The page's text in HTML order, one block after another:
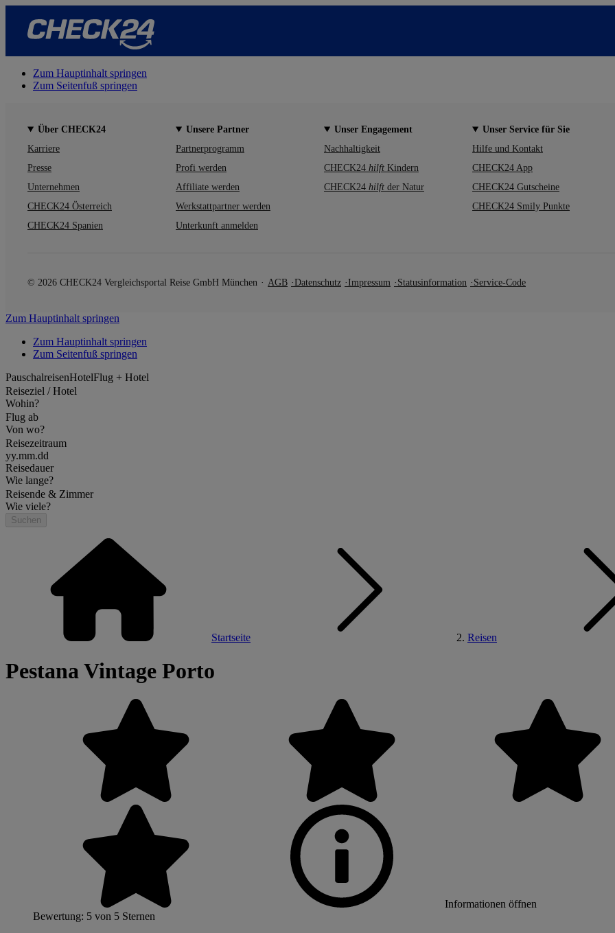
Zum Hauptinhalt springen
Zum Seitenfuß springen
Über CHECK24
Karriere
Presse
Unternehmen
CHECK24 Österreich
CHECK24 Spanien
Unsere Partner
Partnerprogramm
Profi werden
Affiliate werden
Werkstattpartner werden
Unterkunft anmelden
Unser Engagement
Nachhaltigkeit
CHECK24 hilft Kindern
CHECK24 hilft der Natur
Unser Service für Sie
Hilfe und Kontakt
CHECK24 App
CHECK24 Gutscheine
CHECK24 Smily Punkte
© 2026 CHECK24 Vergleichsportal Reise GmbH München AGB Datenschutz Impressum Statusinformation Service-Code
Zum Hauptinhalt springen
Zum Hauptinhalt springen
Zum Seitenfuß springen
PauschalreisenHotelFlug + Hotel
Reiseziel / Hotel
Wohin?
Flug ab
Von wo?
Reisezeitraum
yy.mm.dd
Reisedauer
Wie lange?
Reisende & Zimmer
Wie viele?
Suchen
Startseite Reisen
Pestana Vintage Porto
Informationen öffnen
Bewertung: 5 von 5 Sternen